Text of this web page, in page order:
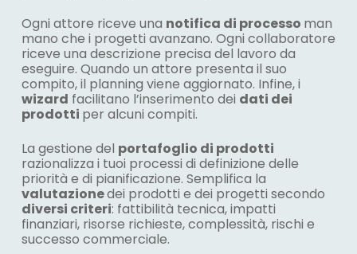
Ogni attore riceve una notifica di processo man
mano che i progetti avanzano. Ogni collaboratore
riceve una descrizione precisa del lavoro da
eseguire. Quando un attore presenta il suo
compito, il planning viene aggiornato. Infine, i
wizard facilitano l’inserimento dei dati dei
prodotti per alcuni compiti.
La gestione del portafoglio di prodotti
razionalizza i tuoi processi di definizione delle
priorità e di pianificazione. Semplifica la
valutazionedei prodotti e dei progetti secondo
diversi criteri: fattibilità tecnica, impatti
finanziari, risorse richieste, complessità, rischi e
successo commerciale.